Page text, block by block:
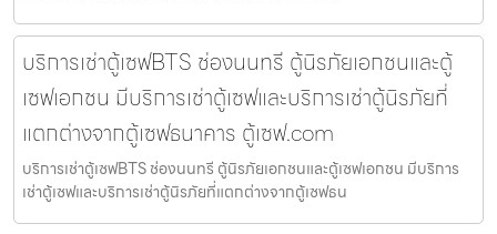
บริการเช่าตู้เซฟBTS ช่องนนทรี ตู้นิรภัยเอกชนและตู้
เซฟเอกชน มีบริการเช่าตู้เซฟและบริการเช่าตู้นิรภัยที่
แตกต่างจากตู้เซฟธนาคาร ตู้เซฟ.com
บริการเช่าตู้เซฟBTS ช่องนนทรี ตู้นิรภัยเอกชนและตู้เซฟเอกชน มีบริการ
เช่าตู้เซฟและบริการเช่าตู้นิรภัยที่แตกต่างจากตู้เซฟธน